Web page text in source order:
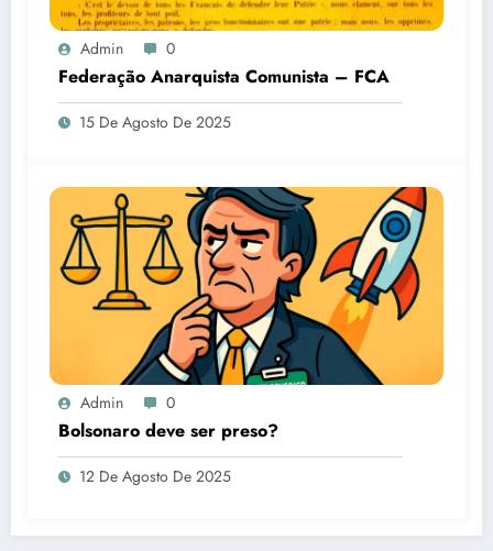
Admin 0
Federação Anarquista Comunista – FCA
15 De Agosto De 2025
Admin 0
Bolsonaro deve ser preso?
12 De Agosto De 2025